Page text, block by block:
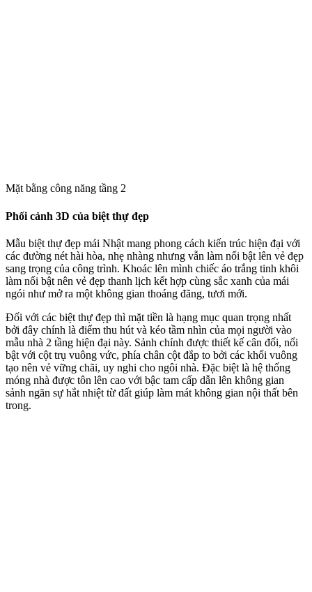
Mặt bằng công năng tầng 2
Phối cảnh 3D của biệt thự đẹp
Mẫu biệt thự đẹp mái Nhật mang phong cách kiến trúc hiện đại với
các đường nét hài hòa, nhẹ nhàng nhưng vẫn làm nổi bật lên vẻ đẹp
sang trọng của công trình. Khoác lên mình chiếc áo trắng tinh khôi
làm nổi bật nên vẻ đẹp thanh lịch kết hợp cùng sắc xanh của mái
ngói như mở ra một không gian thoáng đãng, tươi mới.
Đối với các biệt thự đẹp thì mặt tiền là hạng mục quan trọng nhất
bởi đây chính là điểm thu hút và kéo tầm nhìn của mọi người vào
mẫu nhà 2 tầng hiện đại này. Sảnh chính được thiết kế cân đối, nổi
bật với cột trụ vuông vức, phía chân cột đắp to bởi các khối vuông
tạo nên vẻ vững chãi, uy nghi cho ngôi nhà. Đặc biệt là hệ thống
móng nhà được tôn lên cao với bậc tam cấp dẫn lên không gian
sảnh ngăn sự hắt nhiệt từ đất giúp làm mát không gian nội thất bên
trong.